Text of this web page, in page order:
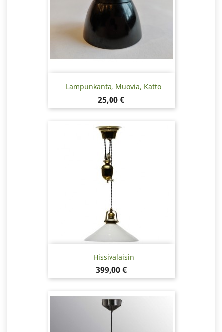
Lampunkanta, Muovia, Katto
Hinta
25,00 €
Hissivalaisin
Hinta
399,00 €